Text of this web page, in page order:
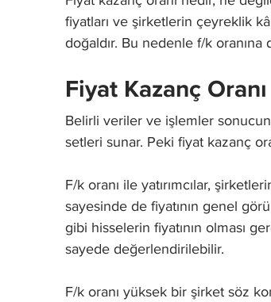
fiyatları ve şirketlerin çeyreklik
doğaldır. Bu nedenle f/k
Fiyat Kazanç
Belirli veriler ve işlemler
setleri sunar. Peki fiyat kazanç
F/k oranı ile yatırımcılar,
sayesinde de fiyatının genel
gibi hisselerin fiyatının olması
sayede değerlendirilebilir.
F/k oranı yüksek bir şirket söz